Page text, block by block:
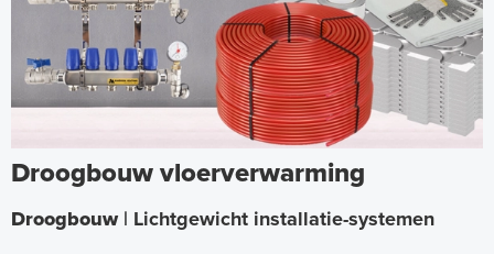
Droogbouw vloerverwarming
Droogbouw| Lichtgewicht installatie-systemen